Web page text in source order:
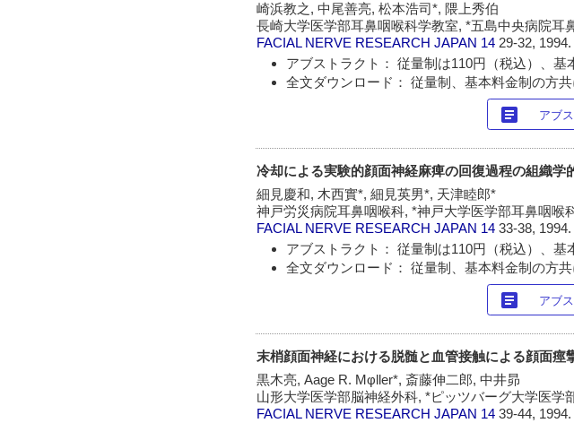
崎浜教之, 中尾善亮, 松本浩司*, 隈上秀伯
長崎大学医学部耳鼻咽喉科学教室, *五島中央病院耳
FACIAL NERVE RESEARCH JAPAN 14 29-32, 1994.
アブストラクト： 従量制は110円（税込）、基
全文ダウンロード： 従量制、基本料金制の方共
article アブ
冷却による実験的顔面神経麻痺の回復過程の組織学
細見慶和, 木西實*, 細見英男*, 天津睦郎*
神戸労災病院耳鼻咽喉科, *神戸大学医学部耳鼻咽喉
FACIAL NERVE RESEARCH JAPAN 1433-38, 1994.
アブストラクト： 従量制は110円（税込）、基
全文ダウンロード： 従量制、基本料金制の方共
article アブ
末梢顔面神経における脱髄と血管接触による顔面痙
黒木亮, Aage R. Mφller*, 斎藤伸二郎, 中井昴
山形大学医学部脳神経外科, *ピッツバーグ大学医学
FACIAL NERVE RESEARCH JAPAN 1439-44, 1994.